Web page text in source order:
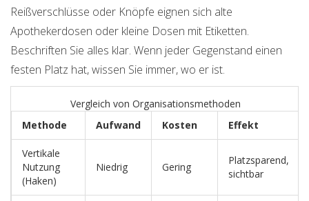
Reißverschlüsse oder Knöpfe eignen sich alte
Apothekerdosen oder kleine Dosen mit Etiketten.
Beschriften Sie alles klar. Wenn jeder Gegenstand einen
festen Platz hat, wissen Sie immer, wo er ist.
Vergleich von Organisationsmethoden
Methode
Aufwand Kosten Effekt
Vertikale
Nutzung
(Haken)
Niedrig Gering
Platzsparend,
sichtbar